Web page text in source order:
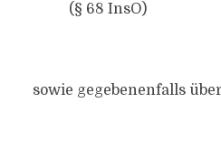
(§ 68 InsO)
sowie gegebenenfalls